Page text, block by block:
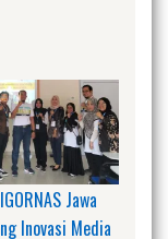
Jawa
Inovasi Media